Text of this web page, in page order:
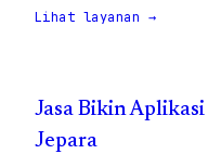
Lihat layanan →
Jasa Bikin
Jepara